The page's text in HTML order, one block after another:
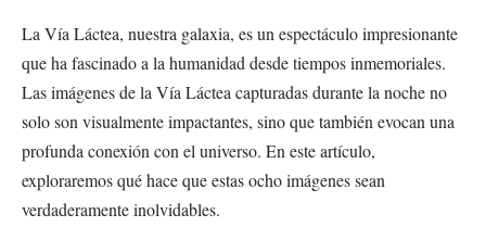
La Vía Láctea, nuestra galaxia, es un espectáculo impresionante
que ha fascinado a la humanidad desde tiempos inmemoriales.
Las imágenes de la Vía Láctea capturadas durante la noche no
solo son visualmente impactantes, sino que también evocan una
profunda conexión con el universo. En este artículo,
exploraremos qué hace que estas ocho imágenes sean
verdaderamente inolvidables.